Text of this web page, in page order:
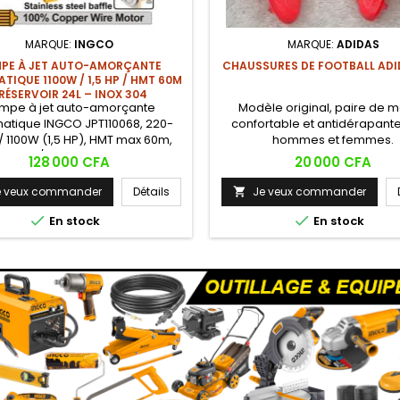
MARQUE: INGCO
À JET AUTO-AMORÇANTE
1100W / 1,5 HP / HMT 60M
24L – INOX 304
à jet auto-amorçante
INGCO JPT110068, 220-
(1,5 HP), HMT max 60m,
70 L/min, aspiration max 9m,
sous pression 24L, tuyaux 1"x1",
cuivre, arbre inox 304+45#,
électrophorèse, roue laiton.
et arrêt automatiques
réservoir pressurisé intégré.
Prix
128 000 CFA
veux commander Détails
 En stock
MARQUE: ADIDAS
CHAUSSURES DE FOOTBALL
Modèle original, paire de
confortable et
hommes et femmes.
Prix
20 000 CFA
 Je veux commander
 En stock